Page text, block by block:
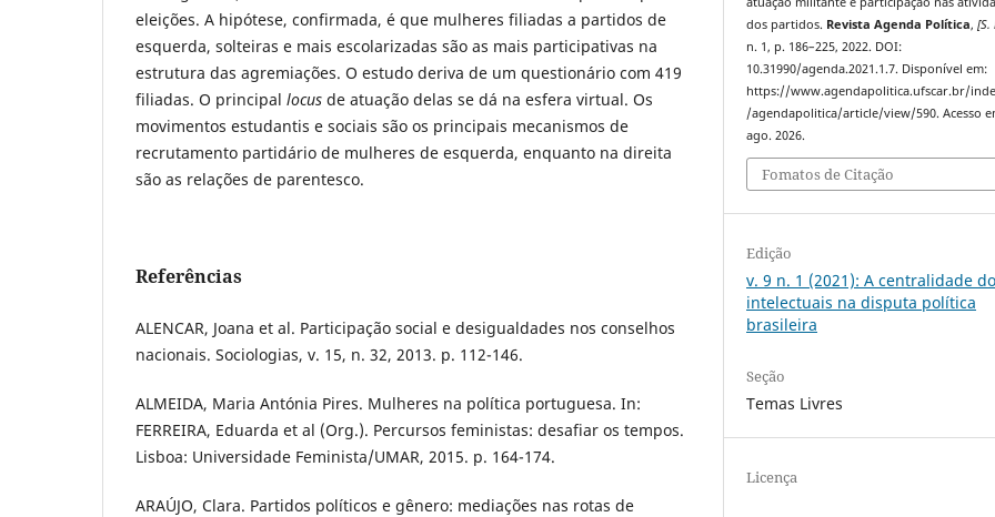
eleições. A hipótese, confirmada, é que mulheres filiadas a partidos de
esquerda, solteiras e mais escolarizadas são as mais participativas na
estrutura das agremiações. O estudo deriva de um questionário com 419
filiadas. O principal locus de atuação delas se dá na esfera virtual. Os
movimentos estudantis e sociais são os principais mecanismos de
recrutamento partidário de mulheres de esquerda, enquanto na direita
são as relações de parentesco.
Referências
ALENCAR, Joana et al. Participação social e desigualdades nos conselhos
nacionais. Sociologias, v. 15, n. 32, 2013. p. 112-146.
ALMEIDA, Maria Antónia Pires. Mulheres na política portuguesa. In:
FERREIRA, Eduarda et al (Org.). Percursos feministas: desafiar os tempos.
Lisboa: Universidade Feminista/UMAR, 2015. p. 164-174.
ARAÚJO, Clara. Partidos políticos e gênero: mediações nas rotas de
dos partidos. Revista Agenda Política,[S.
n. 1, p. 186–225, 2022. DOI:
10.31990/agenda.2021.1.7. Disponível em:
https://www.agendapolitica.ufscar.br/
/agendapolitica/article/view/590. Acesso
ago. 2026.
Fomatos de Citação
Edição
v. 9 n. 1 (2021): A centralidade
intelectuais na disputa política
brasileira
Seção
Temas Livres
Licença